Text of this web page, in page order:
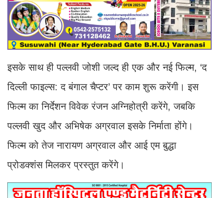
इसके साथ ही पल्लवी जोशी जल्द ही एक और नई फिल्म, ‘द
दिल्ली फाइल्स: द बंगाल चैप्टर’ पर काम शुरू करेंगी। इस
फिल्म का निर्देशन विवेक रंजन अग्निहोत्री करेंगे, जबकि
पल्लवी खुद और अभिषेक अग्रवाल इसके निर्माता होंगे।
फिल्म को तेज नारायण अग्रवाल और आई एम बुद्धा
प्रोडक्शंस मिलकर प्रस्तुत करेंगे।